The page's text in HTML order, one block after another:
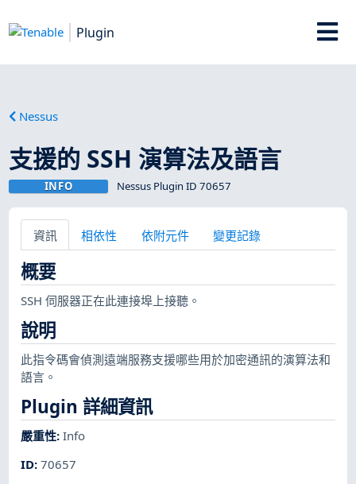
Plugin
Nessus
支援的 SSH 演算法及語言
INFO Nessus Plugin ID 70657
資訊 相依性 依附元件 變更記錄
概要
SSH 伺服器正在此連接埠上接聽。
說明
此指令碼會偵測遠端服務支援哪些用於加密通訊的演算法和
語言。
Plugin 詳細資訊
嚴重性:Info
ID:70657